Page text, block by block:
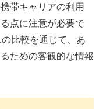
帯キャリアの利用
点に注意が必要で
比較を通じて、あ
ための客観的な情報